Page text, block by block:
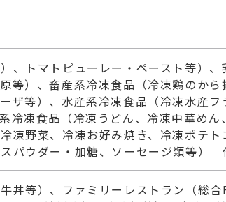
、トマトピューレー・ペースト等）、
等）、畜産系冷凍食品（冷凍鶏のから
ザ等）、水産系冷凍食品（冷凍水産フ
冷凍食品（冷凍うどん、冷凍中華めん
凍野菜、冷凍お好み焼き、冷凍ポテト
パウダー・加糖、ソーセージ類等）
丼等）、ファミリーレストラン（総合